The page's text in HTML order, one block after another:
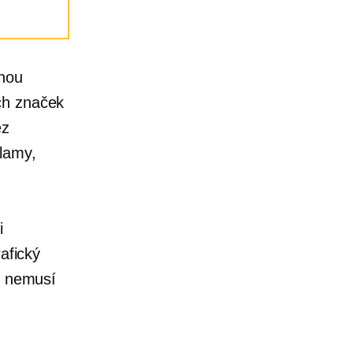
značek
nemusí